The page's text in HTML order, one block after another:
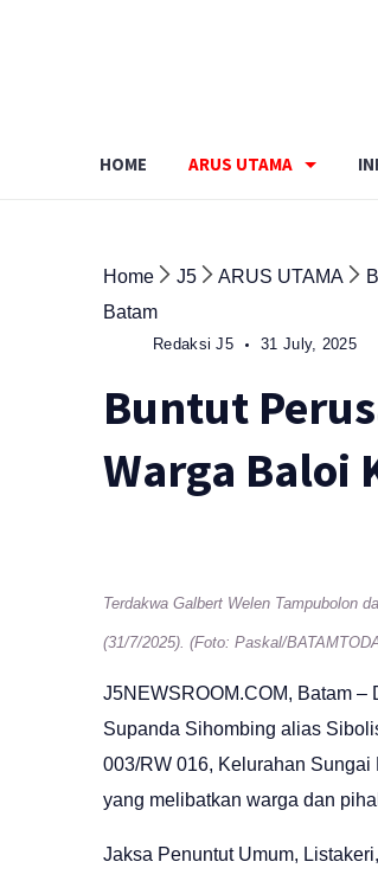
HOME ARUS UTAMA
Home J5 ARUS UTAMA
Batam
Redaksi J5 31 July, 2025
Buntut
Warga Baloi
Terdakwa Galbert Welen Tampubolon
(31/7/2025). (Foto: Paskal/
J5NEWSROOM.COM, Batam –
Supanda Sihombing alias
003/RW 016, Kelurahan
yang melibatkan warga dan
Jaksa Penuntut Umum,